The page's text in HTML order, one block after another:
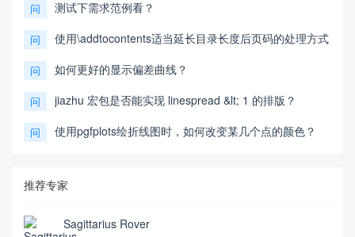
问 测试下需求范例看？
问 使用\addtocontents适当延长目录长度后页码的处理方式
问 如何更好的显示偏差曲线？
问 jiazhu 宏包是否能实现 linespread &lt; 1 的排版？
问 使用pgfplots绘折线图时，如何改变某几个点的颜色？
推荐专家
Sagittarius Rover